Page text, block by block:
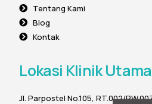
Tentang Kami
Blog
Kontak
Lokasi Klinik Utama
Jl. Parpostel No.105, RT.002/